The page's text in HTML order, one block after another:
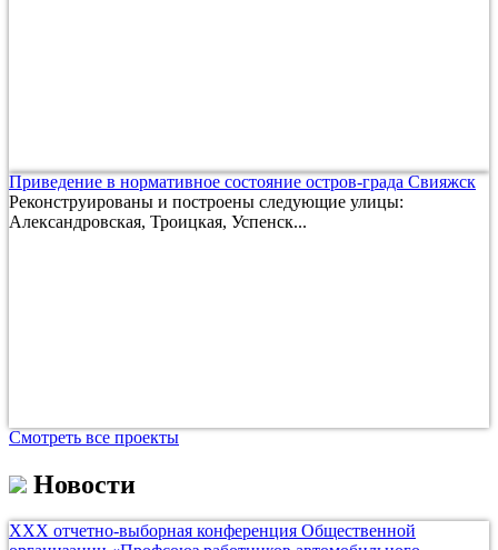
Приведение в нормативное состояние остров-града Свияжск
Реконструированы и построены следующие улицы:
Александровская, Троицкая, Успенск...
Смотреть все проекты
Новости
ХХХ отчетно-выборная конференция Общественной